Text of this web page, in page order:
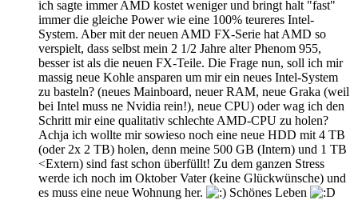
ich sagte immer AMD kostet weniger und bringt halt "fast"
immer die gleiche Power wie eine 100% teureres Intel-
System. Aber mit der neuen AMD FX-Serie hat AMD so
verspielt, dass selbst mein 2 1/2 Jahre alter Phenom 955,
besser ist als die neuen FX-Teile. Die Frage nun, soll ich mir
massig neue Kohle ansparen um mir ein neues Intel-System
zu basteln? (neues Mainboard, neuer RAM, neue Graka (weil
bei Intel muss ne Nvidia rein!), neue CPU) oder wag ich den
Schritt mir eine qualitativ schlechte AMD-CPU zu holen?
Achja ich wollte mir sowieso noch eine neue HDD mit 4 TB
(oder 2x 2 TB) holen, denn meine 500 GB (Intern) und 1 TB
<Extern) sind fast schon überfüllt! Zu dem ganzen Stress
werde ich noch im Oktober Vater (keine Glückwünsche) und
es muss eine neue Wohnung her.
Schönes Leben